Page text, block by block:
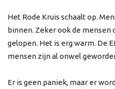
Het Rode Kruis schaalt op.
binnen. Zeker ook de
gelopen. Het is erg warm. De
mensen zijn al onwel
Er is geen paniek, maar er